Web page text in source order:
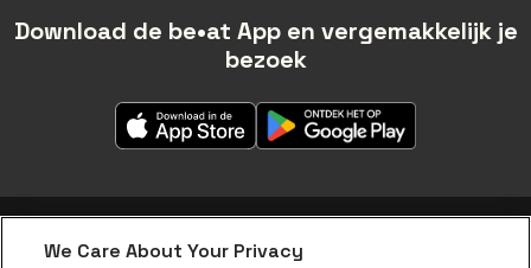
Download de be•at App en vergemakkelijk je
bezoek
We Care About Your Privacy